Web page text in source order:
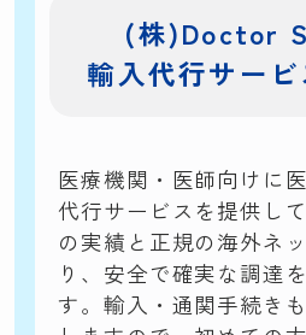
(株)Doctor
輸入代行サー
医療機関・医師向けに
代行サービスを提供し
の実績と正規の海外ネ
り、安全で確実な調達
す。輸入・通関手続き